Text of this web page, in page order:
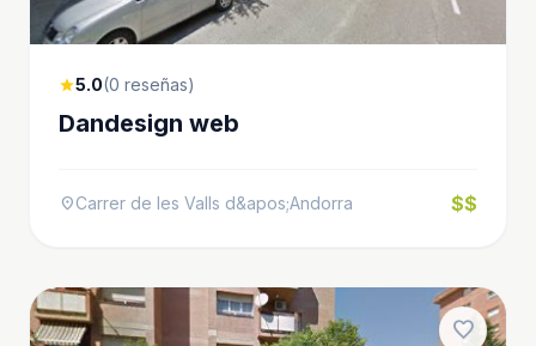
star5.0(0 reseñas)
Dandesign web
location_onCarrer de les Valls d&apos;Andorra $$
favorite